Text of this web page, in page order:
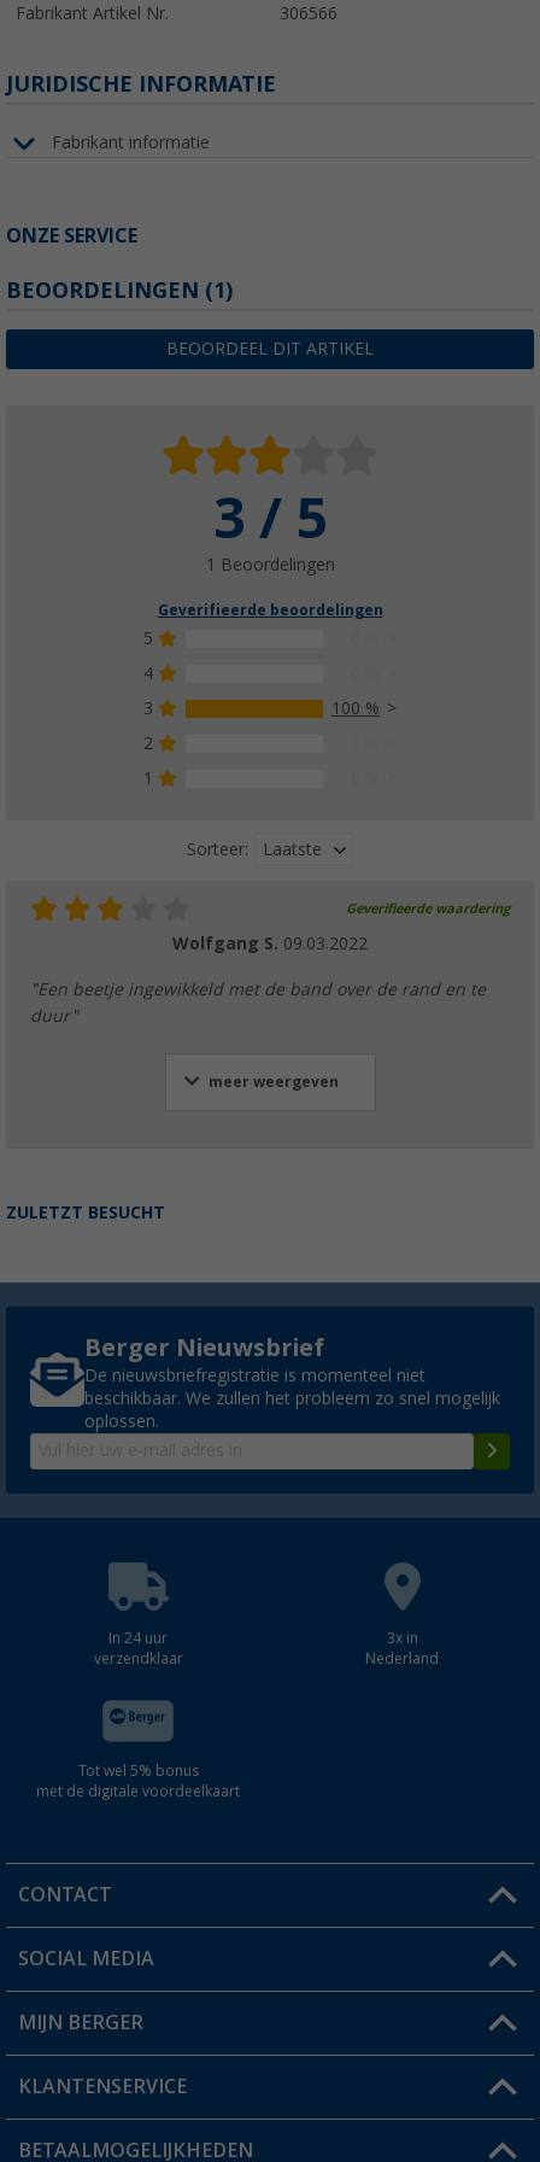
Fabrikant Artikel Nr. 306566
JURIDISCHE INFORMATIE
Fabrikant informatie
ONZE SERVICE
BEOORDELINGEN (1)
BEOORDEEL DIT ARTIKEL
3 / 5
1 Beoordelingen
Geverifieerde beoordelingen
5
4
3
100 %
2
1
Sorteer: Laatste
Geverifieerde waardering
Wolfgang S. 09.03.2022
"Een beetje ingewikkeld met de band over de rand en te
duur"
meer weergeven
ZULETZT BESUCHT
Berger Nieuwsbrief
De nieuwsbriefregistratie is momenteel niet
beschikbaar. We zullen het probleem zo snel mogelijk
oplossen.
In 24 uur
verzendklaar
3x in
Nederland
Tot wel 5% bonus
met de digitale voordeelkaart
CONTACT
Een vraag?
Winkel vinden
SOCIAL MEDIA
MIJN BERGER
Mijn account
Status bestelling
KLANTENSERVICE
FAQ & Contact
BETAALMOGELIJKHEDEN